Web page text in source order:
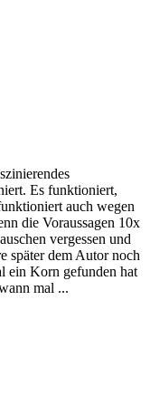
Es funktioniert,
auch wegen
die Voraussagen 10x
vergessen und
später dem Autor noch
ein Korn gefunden hat
mal ...